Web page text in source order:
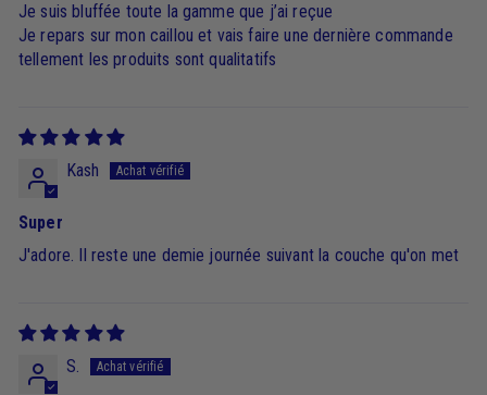
Je suis bluffée toute la gamme que j’ai reçue
Je repars sur mon caillou et vais faire une dernière commande
tellement les produits sont qualitatifs
Kash
Super
J'adore. Il reste une demie journée suivant la couche qu'on met
S.